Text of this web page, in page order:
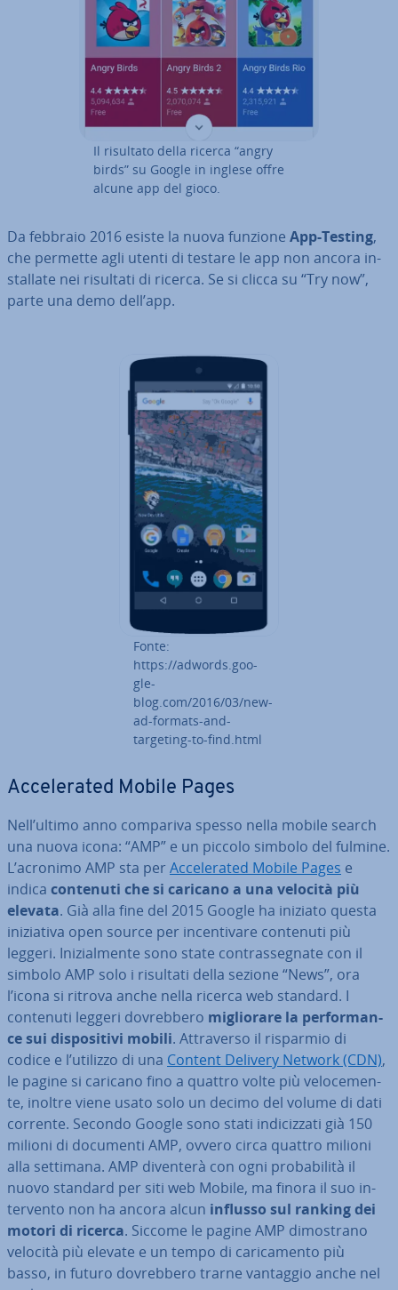
Il risultato della ricerca “angry
birds” su Google in inglese offre
alcune app del gioco.
Da febbraio 2016 esiste la nuova funzione App-Testing,
che permette agli utenti di testare le app non ancora in­
stal­la­te nei risultati di ricerca. Se si clicca su “Try now”,
parte una demo dell’app.
Fonte:
https://adwords.goo­
gle­
blog.com/2016/03/new-
ad-formats-and-
targeting-to-find.html
Ac­ce­le­ra­ted Mobile Pages
Nell’ultimo anno compariva spesso nella mobile search
una nuova icona: “AMP” e un piccolo simbolo del fulmine.
L’acronimo AMP sta per Ac­ce­le­ra­ted Mobile Pages e
indica contenuti che si caricano a una velocità più
elevata. Già alla fine del 2015 Google ha iniziato questa
ini­zia­ti­va open source per in­cen­ti­va­re contenuti più
leggeri. Ini­zial­men­te sono state con­tras­se­gna­te con il
simbolo AMP solo i risultati della sezione “News”, ora
l’icona si ritrova anche nella ricerca web standard. I
contenuti leggeri do­vreb­be­ro mi­glio­ra­re la per­for­man­
ce sui di­spo­si­ti­vi mobili. At­tra­ver­so il risparmio di
codice e l’utilizzo di una Content Delivery Network (CDN),
le pagine si caricano fino a quattro volte più ve­lo­ce­men­
te, inoltre viene usato solo un decimo del volume di dati
corrente. Secondo Google sono stati in­di­ciz­za­ti già 150
milioni di documenti AMP, ovvero circa quattro milioni
alla settimana. AMP diventerà con ogni pro­ba­bi­li­tà il
nuovo standard per siti web Mobile, ma finora il suo in­
ter­ven­to non ha ancora alcun influsso sul ranking dei
motori di ricerca. Siccome le pagine AMP di­mo­stra­no
velocità più elevate e un tempo di ca­ri­ca­men­to più
basso, in futuro do­vreb­be­ro trarne vantaggio anche nel